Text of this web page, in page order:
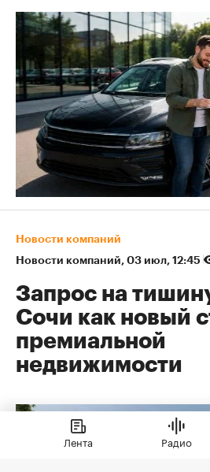
Новости компаний
Новости компаний⁠, 03 июл, 12:45
Запрос на
Сочи как новый
премиальной
недвижимости
Лента Радио